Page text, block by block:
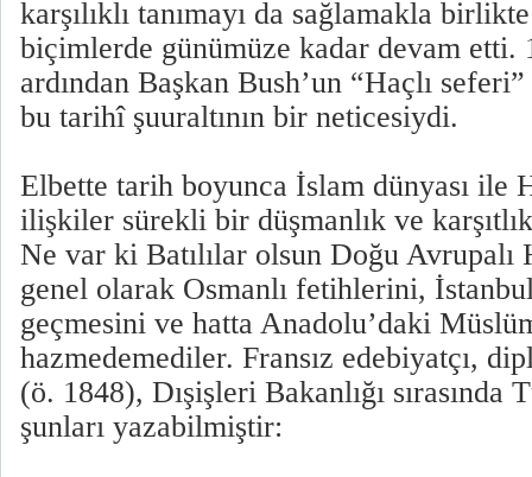
karşılıklı tanımayı da sağlamakla
biçimlerde günümüze kadar devam etti.
ardından Başkan Bush’un “Haçlı
bu tarihî şuuraltının bir neticesiydi.
Elbette tarih boyunca İslam dünyası ile
ilişkiler sürekli bir düşmanlık ve
Ne var ki Batılılar olsun Doğu Avrupalı
genel olarak Osmanlı fetihlerini,
geçmesini ve hatta Anadolu’daki
hazmedemediler. Fransız edebiyatçı,
(ö. 1848), Dışişleri Bakanlığı
şunları yazabilmiştir: